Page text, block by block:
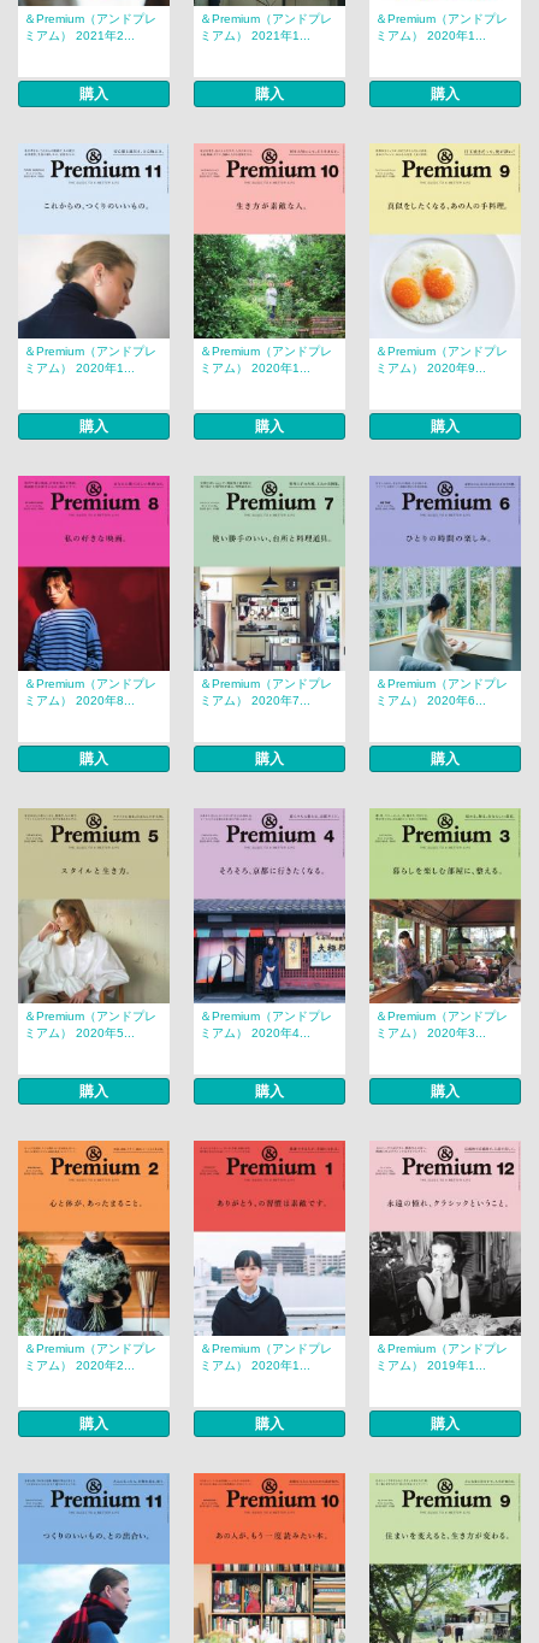
＆Premium（アンドプレ
ミアム） 2021年2...
購入
＆Premium（アンドプレ
ミアム） 2021年1...
購入
＆Premium（アンドプレ
ミアム） 2020年1...
購入
＆Premium（アンドプレ
ミアム） 2020年1...
購入
＆Premium（アンドプレ
ミアム） 2020年1...
購入
＆Premium（アンドプレ
ミアム） 2020年9...
購入
＆Premium（アンドプレ
ミアム） 2020年8...
購入
＆Premium（アンドプレ
ミアム） 2020年7...
購入
＆Premium（アンドプレ
ミアム） 2020年6...
購入
＆Premium（アンドプレ
ミアム） 2020年5...
購入
＆Premium（アンドプレ
ミアム） 2020年4...
購入
＆Premium（アンドプレ
ミアム） 2020年3...
購入
＆Premium（アンドプレ
ミアム） 2020年2...
購入
＆Premium（アンドプレ
ミアム） 2020年1...
購入
＆Premium（アンドプレ
ミアム） 2019年1...
購入